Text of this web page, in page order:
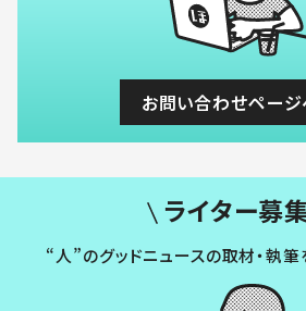
お問い合わせページ
ライター募集
“人”のグッドニュースの取材・執筆